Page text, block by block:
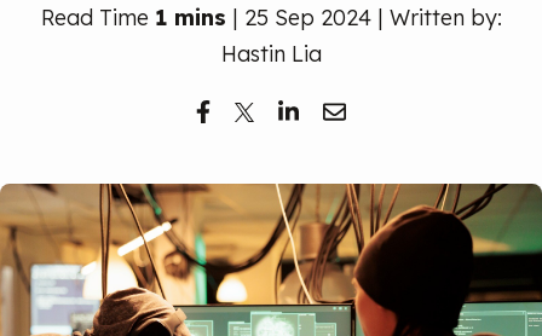
Read Time 1 mins | 25 Sep 2024 | Written by:
Hastin Lia